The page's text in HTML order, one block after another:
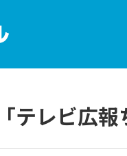
テレビ広報